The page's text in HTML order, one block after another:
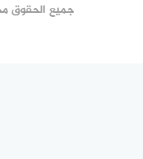
جميع الحقوق